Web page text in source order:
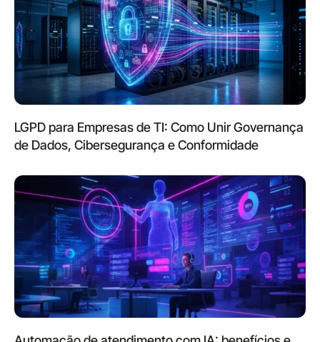
LGPD para Empresas de TI: Como Unir Governança
de Dados, Cibersegurança e Conformidade